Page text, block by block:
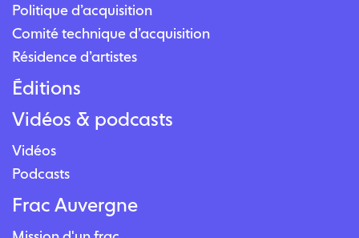
Politique d’acquisition
Comité technique d’acquisition
Résidence d’artistes
Éditions
Vidéos & podcasts
Vidéos
Podcasts
Frac Auvergne